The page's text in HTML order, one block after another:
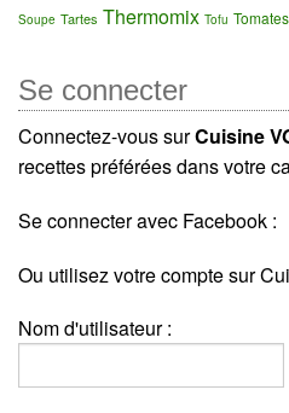
Soupe Tartes Thermomix Tofu Tomates
Se connecter
Connectez-vous surCuisine
recettes préférées dans votre
Se connecter avec Facebook :
Ou utilisez votre compte sur
Nom d'utilisateur :